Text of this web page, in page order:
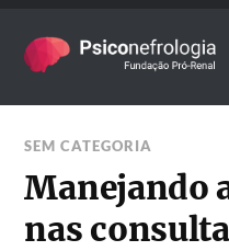
SEM CATEGORIA
Manejando
nas